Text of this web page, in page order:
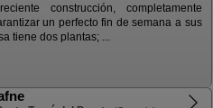
construcción, completamente
un perfecto fin de semana a sus
tiene dos plantas; ...